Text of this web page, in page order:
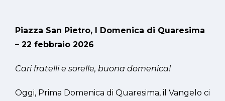
Piazza San Pietro, I Domenica di Quaresima
– 22 febbraio 2026
Cari fratelli e sorelle, buona domenica!
Oggi, Prima Domenica di Quaresima, il Vangelo ci